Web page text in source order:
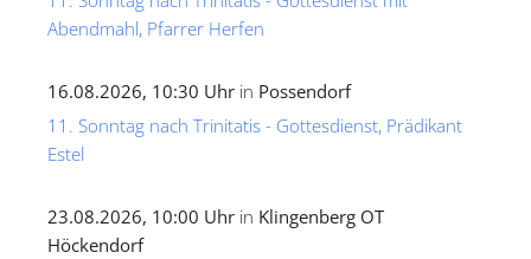
Abendmahl, Pfarrer Herfen
16.08.2026, 10:30 Uhr in Possendorf
11. Sonntag nach Trinitatis - Gottesdienst, Prädikant
Estel
23.08.2026, 10:00 Uhr in Klingenberg OT
Höckendorf